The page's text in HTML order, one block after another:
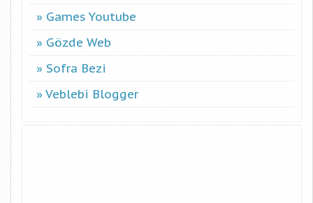
Games Youtube
Gözde Web
Sofra Bezi
Veblebi Blogger